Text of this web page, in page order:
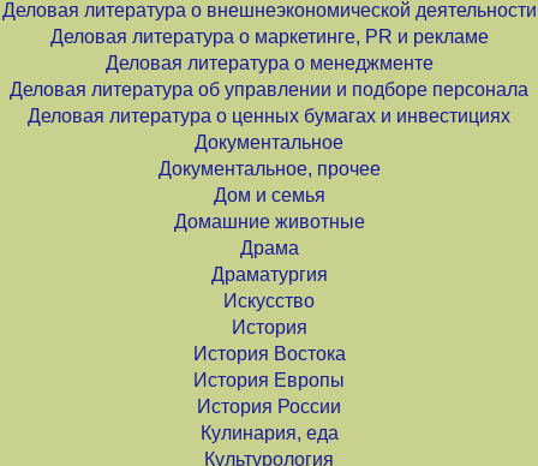
Деловая литература о внешнеэкономической деятельности
Деловая литература о маркетинге, PR и рекламе
Деловая литература о менеджменте
Деловая литература об управлении и подборе персонала
Деловая литература о ценных бумагах и инвестициях
Документальное
Документальное, прочее
Дом и семья
Домашние животные
Драма
Драматургия
Искусство
История
История Востока
История Европы
История России
Кулинария, еда
Культурология